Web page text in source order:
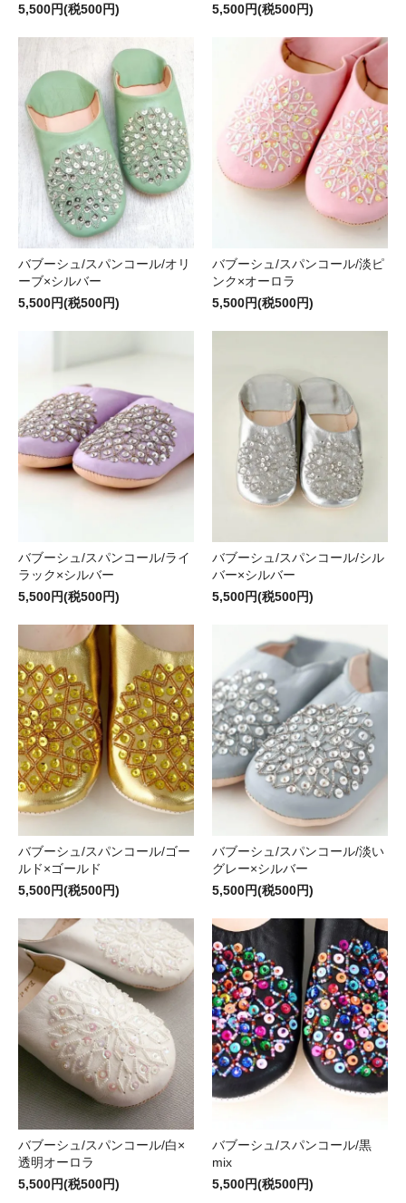
5,500円(税500円)
5,500円(税500円)
バブーシュ/スパンコール/オリ
ーブ×シルバー
5,500円(税500円)
バブーシュ/スパンコール/淡ピ
ンク×オーロラ
5,500円(税500円)
バブーシュ/スパンコール/ライ
ラック×シルバー
5,500円(税500円)
バブーシュ/スパンコール/シル
バー×シルバー
5,500円(税500円)
バブーシュ/スパンコール/ゴー
ルド×ゴールド
5,500円(税500円)
バブーシュ/スパンコール/淡い
グレー×シルバー
5,500円(税500円)
バブーシュ/スパンコール/白×
透明オーロラ
5,500円(税500円)
バブーシュ/スパンコール/黒
mix
5,500円(税500円)